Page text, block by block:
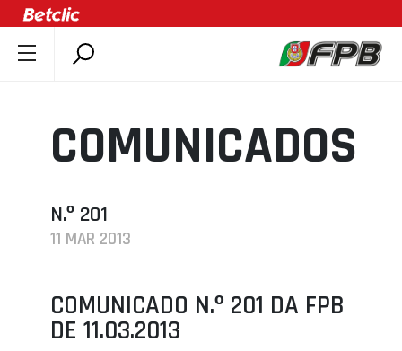
DOCUMENTOS
ÚLTIMAS
ASSOCIAÇÕES
CLUBES
AGENDA
SELEÇÕES
COMUNICADOS
N.º 201
11 MAR 2013
COMUNICADO N.º 201 DA FPB
DE 11.03.2013